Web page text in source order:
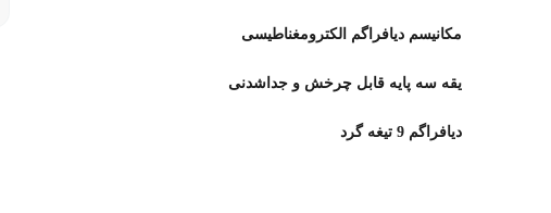
مکانیسم دیافراگم الکترومغناطیسی
یقه سه پایه قابل چرخش و جداشدنی
دیافراگم 9 تیغه گرد